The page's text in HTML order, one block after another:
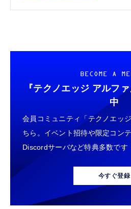
BECOME A
『テクノエッジ アルファ
中
会員コミュニティ「テクノエッ
ちら。イベント招待や限定コン
Discordサーバなど特典多数です
今すぐ登録